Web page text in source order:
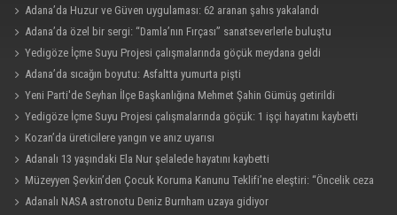
Adana’da Huzur ve Güven uygulaması: 62 aranan şahıs yakalandı
Adana’da özel bir sergi: “Damla’nın Fırçası” sanatseverlerle buluştu
Yedigöze İçme Suyu Projesi çalışmalarında göçük meydana geldi
Adana’da sıcağın boyutu: Asfaltta yumurta pişti
Yeni Parti'de Seyhan İlçe Başkanlığına Mehmet Şahin Gümüş getirildi
Yedigöze İçme Suyu Projesi çalışmalarında göçük: 1 işçi hayatını kaybetti
Kozan’da üreticilere yangın ve anız uyarısı
Adanalı 13 yaşındaki Ela Nur şelalede hayatını kaybetti
Müzeyyen Şevkin’den Çocuk Koruma Kanunu Teklifi’ne eleştiri: “Öncelik ceza
değil, önlemedir”
Adanalı NASA astronotu Deniz Burnham uzaya gidiyor